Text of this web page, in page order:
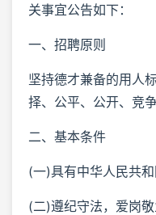
关事宜公告如下：
一、招聘原则
坚持德才兼备的用人
择、公平、公开、竞
二、基本条件
(一)具有中华人民共和
(二)遵纪守法，爱岗敬